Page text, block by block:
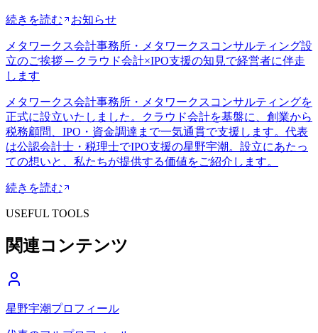
続きを読む お知らせ
メタワークス会計事務所・メタワークスコンサルティング設
立のご挨拶 ─ クラウド会計×IPO支援の知見で経営者に伴走
します
メタワークス会計事務所・メタワークスコンサルティングを
正式に設立いたしました。クラウド会計を基盤に、創業から
税務顧問、IPO・資金調達まで一気通貫で支援します。代表
は公認会計士・税理士でIPO支援の星野宇潮。設立にあたっ
ての想いと、私たちが提供する価値をご紹介します。
続きを読む
USEFUL TOOLS
関連コンテンツ
星野宇潮プロフィール